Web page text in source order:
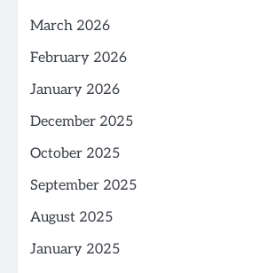
March 2026
February 2026
January 2026
December 2025
October 2025
September 2025
August 2025
January 2025